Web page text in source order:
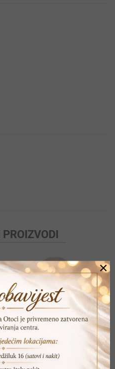
×